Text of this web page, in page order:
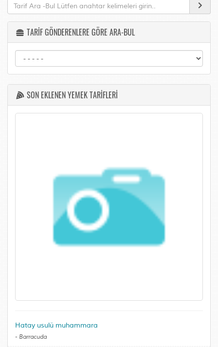
TARİF GÖNDERENLERE GÖRE ARA-BUL
SON EKLENEN YEMEK TARİFLERİ
Hatay usulü muhammara
- Barracuda